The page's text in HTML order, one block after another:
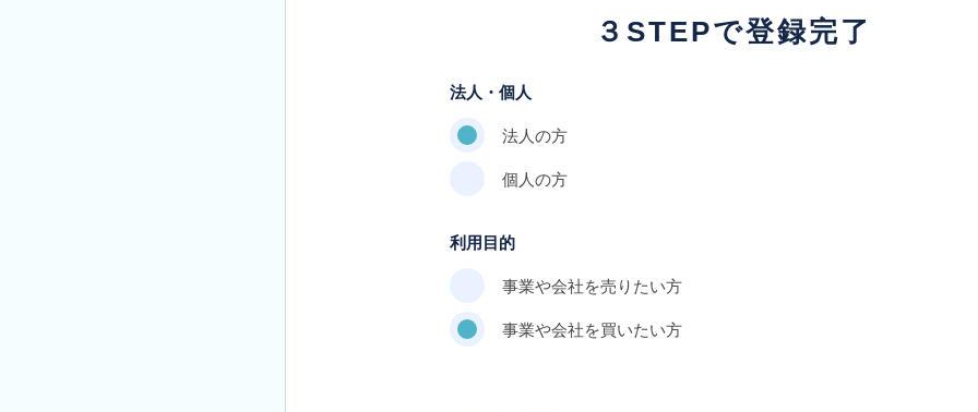
３STEPで登録完了
法人・個人
法人の方
個人の方
利用目的
事業や会社を売りたい方
事業や会社を買いたい方